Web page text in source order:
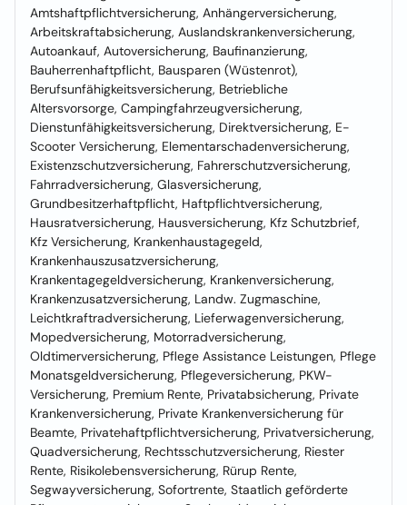
Amtshaftpflichtversicherung, Anhängerversicherung,
Arbeitskraftabsicherung, Auslandskrankenversicherung,
Autoankauf, Autoversicherung, Baufinanzierung,
Bauherrenhaftpflicht, Bausparen (Wüstenrot),
Berufsunfähigkeitsversicherung, Betriebliche
Altersvorsorge, Campingfahrzeugversicherung,
Dienstunfähigkeitsversicherung, Direktversicherung, E-
Scooter Versicherung, Elementarschadenversicherung,
Existenzschutzversicherung, Fahrerschutzversicherung,
Fahrradversicherung, Glasversicherung,
Grundbesitzerhaftpflicht, Haftpflichtversicherung,
Hausratversicherung, Hausversicherung, Kfz Schutzbrief,
Kfz Versicherung, Krankenhaustagegeld,
Krankenhauszusatzversicherung,
Krankentagegeldversicherung, Krankenversicherung,
Krankenzusatzversicherung, Landw. Zugmaschine,
Leichtkraftradversicherung, Lieferwagenversicherung,
Mopedversicherung, Motorradversicherung,
Oldtimerversicherung, Pflege Assistance Leistungen, Pflege
Monatsgeldversicherung, Pflegeversicherung, PKW-
Versicherung, Premium Rente, Privatabsicherung, Private
Krankenversicherung, Private Krankenversicherung für
Beamte, Privatehaftpflichtversicherung, Privatversicherung,
Quadversicherung, Rechtsschutzversicherung, Riester
Rente, Risikolebensversicherung, Rürup Rente,
Segwayversicherung, Sofortrente, Staatlich geförderte